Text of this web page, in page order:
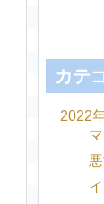
カテ
2022